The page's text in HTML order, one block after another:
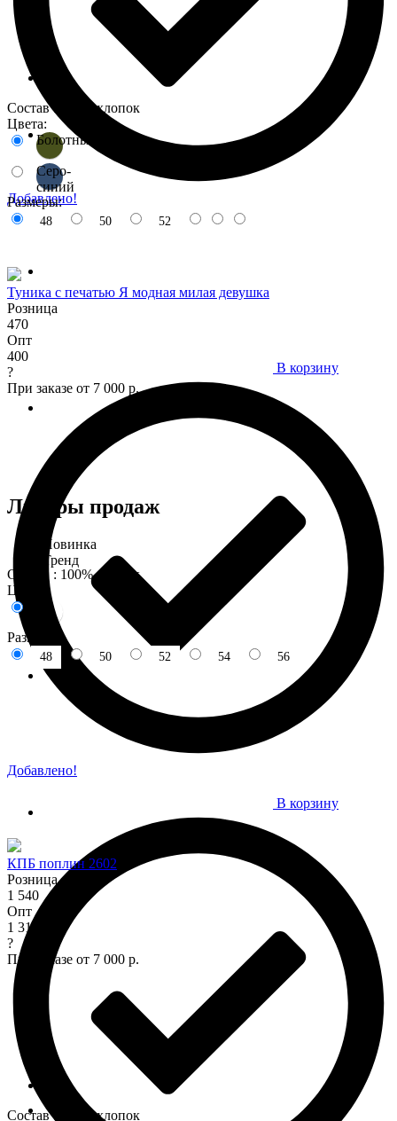
Добавлено!
Состав : 100% хлопок
Цвета:
Болотный
Серо-
синий
Размеры:
48 50 52
В корзину
Добавлено!
Состав : 100% хлопок
Цвета:
Размеры:
48 50 52 54 56
В корзину
Туника с печатью Я модная милая девушка
Розница
470
Опт
400
?
При заказе от 7 000 р.
Состав : 100% хлопок
Лидеры продаж
Новинка
Тренд
КПБ поплин 2602
Розница
1 540
Опт
1 315
?
При заказе от 7 000 р.